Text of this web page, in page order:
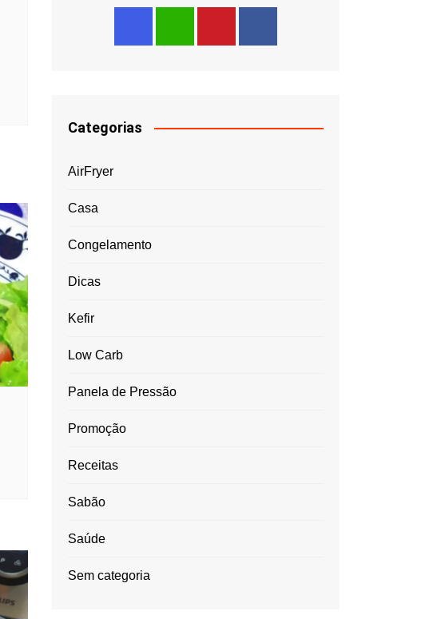
Categorias
AirFryer
Casa
Congelamento
Dicas
Kefir
Low Carb
Panela de Pressão
Promoção
Receitas
Sabão
Saúde
Sem categoria